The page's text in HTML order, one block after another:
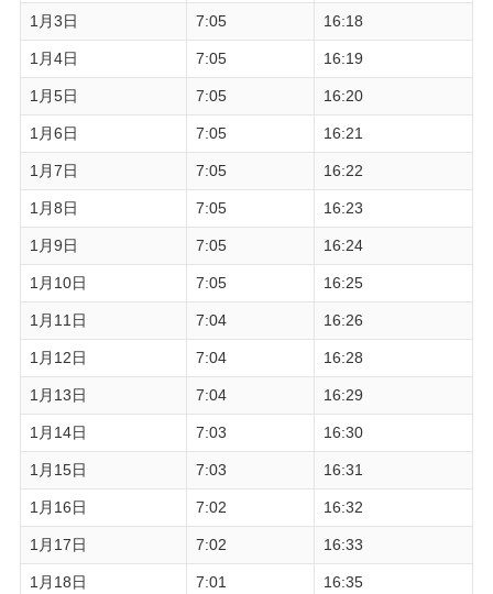
1月3日 7:05 16:18
1月4日 7:05 16:19
1月5日 7:05 16:20
1月6日 7:05 16:21
1月7日 7:05 16:22
1月8日 7:05 16:23
1月9日 7:05 16:24
1月10日 7:05 16:25
1月11日 7:04 16:26
1月12日 7:04 16:28
1月13日 7:04 16:29
1月14日 7:03 16:30
1月15日 7:03 16:31
1月16日 7:02 16:32
1月17日 7:02 16:33
1月18日 7:01 16:35